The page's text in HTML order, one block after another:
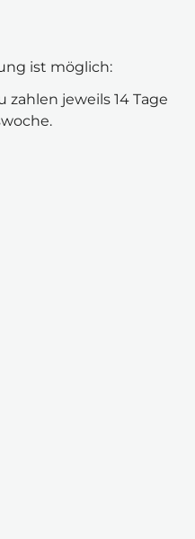
ist möglich:
zahlen jeweils 14 Tage